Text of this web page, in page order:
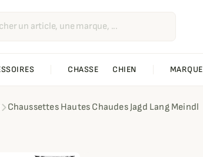
CHASSE CHIEN
Chaussettes Hautes Chaudes Jagd Lang Meindl